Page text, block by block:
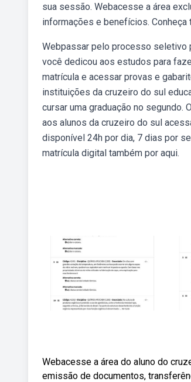
sua sessão. Webacesse a área
informações e benefícios.
Webpassar pelo processo seletivo
você dedicou aos estudos para
matrícula e acessar provas e
instituições da cruzeiro do sul
cursar uma graduação no
aos alunos da cruzeiro do sul
disponível 24h por dia, 7 dias por
matrícula digital também por aqui.
Webacesse a área do aluno do
emissão de documentos,